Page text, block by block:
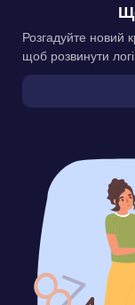
Розгадуйте новий
щоб розвинути